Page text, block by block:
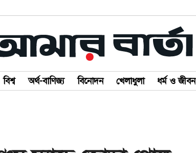
বিশ্ব অর্থ-বাণিজ্য বিনোদন খেলাধুলা ধর্ম ও জীবন